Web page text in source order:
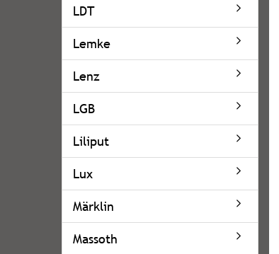
LDT
Lemke
Lenz
LGB
Liliput
Lux
Märklin
Massoth